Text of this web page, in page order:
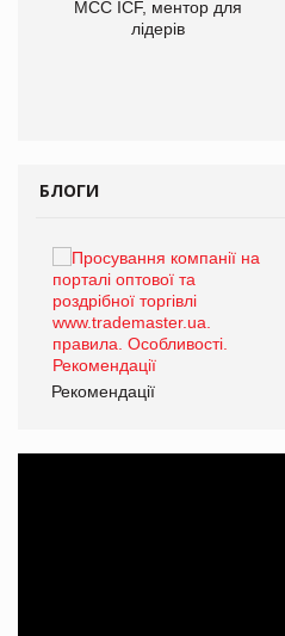
МСС ICF, ментор для
лідерів
БЛОГИ
Рекомендації